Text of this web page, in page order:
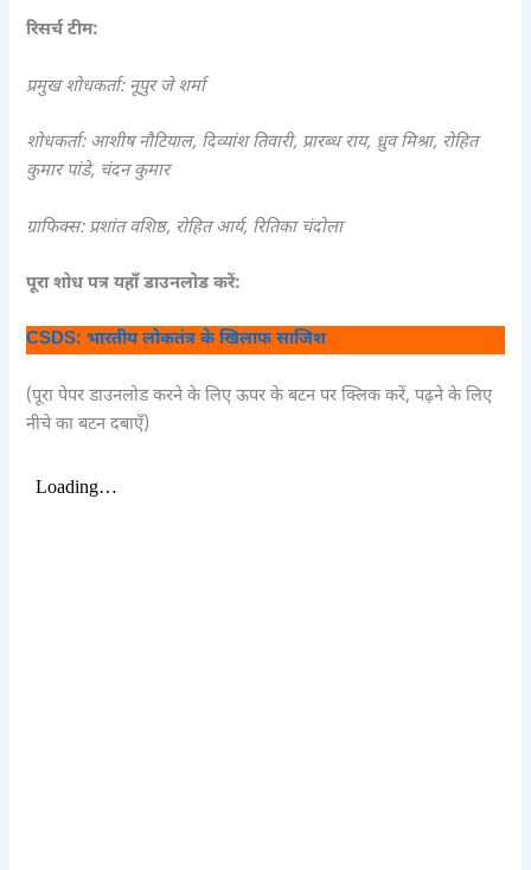
रिसर्च टीम:
प्रमुख शोधकर्ता: नूपुर जे शर्मा
शोधकर्ता: आशीष नौटियाल, दिव्यांश तिवारी, प्रारब्ध राय, ध्रुव मिश्रा, रोहित
कुमार पांडे, चंदन कुमार
ग्राफिक्स: प्रशांत वशिष्ठ, रोहित आर्य, रितिका चंदोला
पूरा शोध पत्र यहाँ डाउनलोड करें:
CSDS: भारतीय लोकतंत्र के खिलाफ साजिश
(पूरा पेपर डाउनलोड करने के लिए ऊपर के बटन पर क्लिक करें, पढ़ने के लिए
नीचे का बटन दबाएँ)